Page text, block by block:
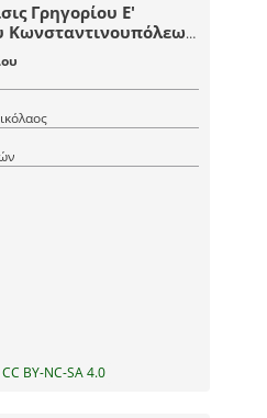
Γρηγορίου Ε'
Κωνσταντινουπόλεως
εξ
CC BY-NC-SA 4.0